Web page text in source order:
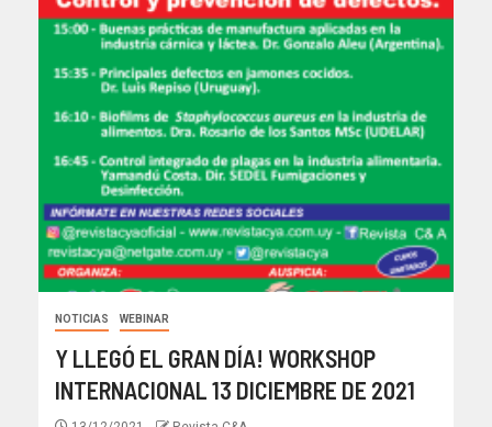
NOTICIAS WEBINAR
Y LLEGÓ EL GRAN DÍA! WORKSHOP
INTERNACIONAL 13 DICIEMBRE DE 2021